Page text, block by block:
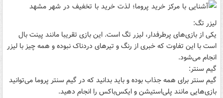
لیزر تگ:
یکی از بازی‌های پرطرفدار، لیزر تگ است. این بازی تقریبا مانند پینت بال
است با این تفاوت که خبری از رنگ و تیرهای دردناک نبوده و همه چیز با لیزر
انجام می‌شود.
گیم سنتر:
گیم سنتر برای همه جذاب بوده و باید بدانید که در گیم سنتر پروما می‌توانید
بازی‌هایی مانند پلی‌استیشن و ایکس‌باکس را انجام دهید.